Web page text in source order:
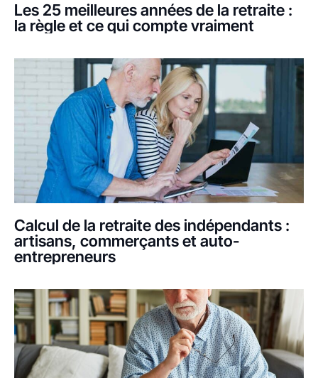
Les 25 meilleures années de la retraite :
la règle et ce qui compte vraiment
Calcul de la retraite des indépendants :
artisans, commerçants et auto-
entrepreneurs